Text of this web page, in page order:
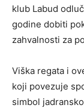
klub Labud
godine dobiti
zahvalnosti za
Viška regata i
koji povezuje
simbol